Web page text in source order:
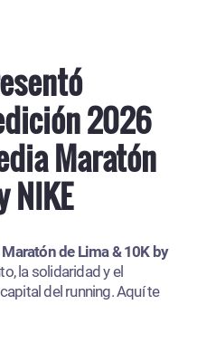
2026
Maratón
NIKE
de Lima & 10K by
la solidaridad y el
del running. Aquí te